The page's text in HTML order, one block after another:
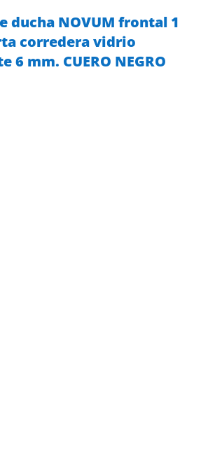
ducha NOVUM frontal 1
corredera vidrio
6 mm. CUERO NEGRO